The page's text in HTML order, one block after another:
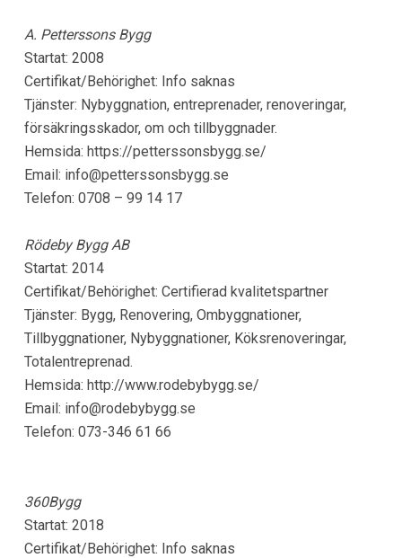
A. Petterssons Bygg
Startat: 2008
Certifikat/Behörighet: Info saknas
Tjänster: Nybyggnation, entreprenader, renoveringar,
försäkringsskador, om och tillbyggnader.
Hemsida: https://petterssonsbygg.se/
Email: info@petterssonsbygg.se
Telefon: 0708 – 99 14 17
Rödeby Bygg AB
Startat: 2014
Certifikat/Behörighet: Certifierad kvalitetspartner
Tjänster: Bygg, Renovering, Ombyggnationer,
Tillbyggnationer, Nybyggnationer, Köksrenoveringar,
Totalentreprenad.
Hemsida: http://www.rodebybygg.se/
Email: info@rodebybygg.se
Telefon: 073-346 61 66
360Bygg
Startat: 2018
Certifikat/Behörighet: Info saknas